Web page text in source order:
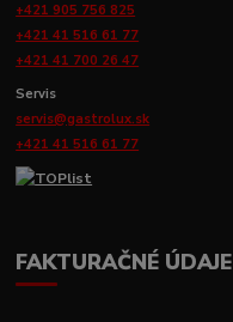
+421 905 756 825
+421 41 516 61 77
+421 41 700 26 47
Servis
servis@gastrolux.sk
+421 41 516 61 77
FAKTURAČNÉ ÚDAJE